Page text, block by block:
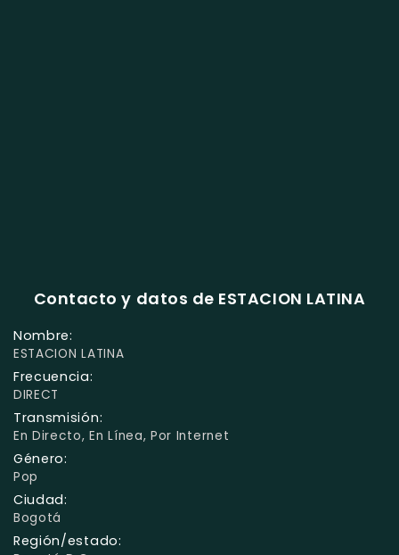
Contacto y datos de ESTACION LATINA
Nombre:
ESTACION LATINA
Frecuencia:
DIRECT
Transmisión:
En Directo, En Línea, Por Internet
Género:
Pop
Ciudad:
Bogotá
Región/estado: